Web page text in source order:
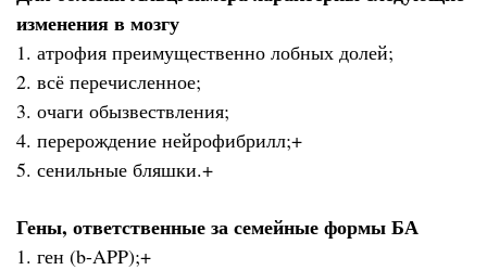
изменения в мозгу
1. атрофия преимущественно лобных долей;
2. всё перечисленное;
3. очаги обызвествления;
4. перерождение нейрофибрилл;+
5. сенильные бляшки.+
Гены, ответственные за семейные формы БА
1. ген (b-APP);+